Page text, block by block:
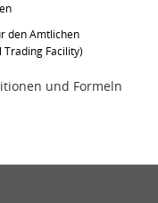
den Amtlichen
Facility)
und Formeln